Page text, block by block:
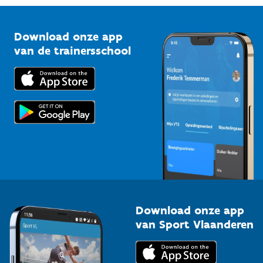
Bedrijven
Trainers en begeleiders
Topsporters
Vlaamse Trainersschool
Kennisplatform
Downloads
Voor de pers
Download onze app
van de trainersschool
Download onze app
van Sport Vlaanderen